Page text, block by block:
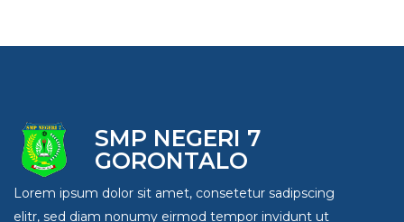
SMP NEGERI 7
GORONTALO
Lorem ipsum dolor sit amet, consetetur sadipscing
elitr, sed diam nonumy eirmod tempor invidunt ut